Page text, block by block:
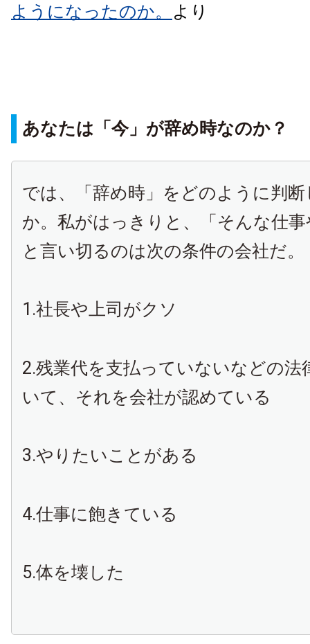
ようになったのか。
より
あなたは「今」が辞め時なのか？
では、「辞め時」をどのように判
か。私がはっきりと、「そんな仕
と言い切るのは次の条件の会社だ。
1.社長や上司がクソ
2.残業代を支払っていないなどの法
いて、それを会社が認めている
3.やりたいことがある
4.仕事に飽きている
5.体を壊した